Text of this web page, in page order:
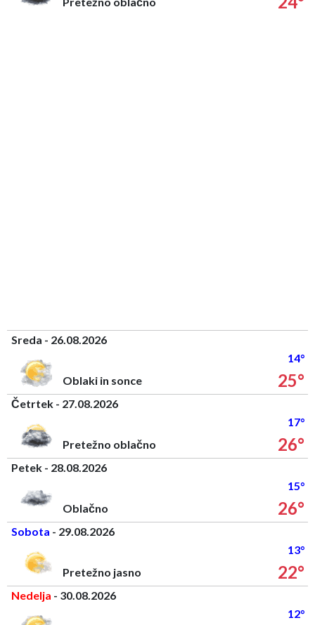
Sreda - 26.08.2026
14°
Oblaki in sonce
25°
Četrtek - 27.08.2026
17°
Pretežno oblačno
26°
Petek - 28.08.2026
15°
Oblačno
26°
Sobota - 29.08.2026
13°
Pretežno jasno
22°
Nedelja - 30.08.2026
12°